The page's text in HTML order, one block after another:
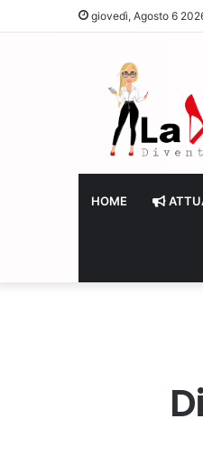
giovedì, Agosto 6
HOME